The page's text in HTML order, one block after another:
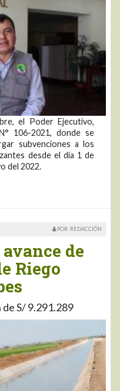
el Poder Ejecutivo,
106-2021, donde se
subvenciones a los
desde el día 1 de
del 2022.
POR: REDACCIÓN
de
Riego
S/ 9.291.289